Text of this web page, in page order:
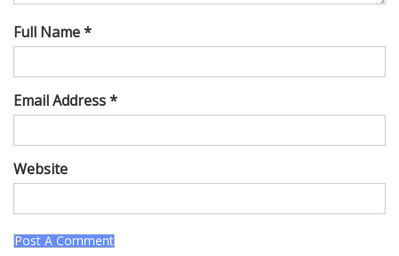
Full Name *
Email Address *
Website